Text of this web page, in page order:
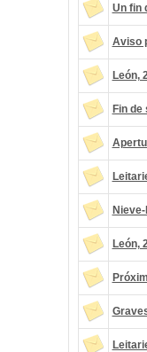
Un fin
Aviso
León,
Fin
León,